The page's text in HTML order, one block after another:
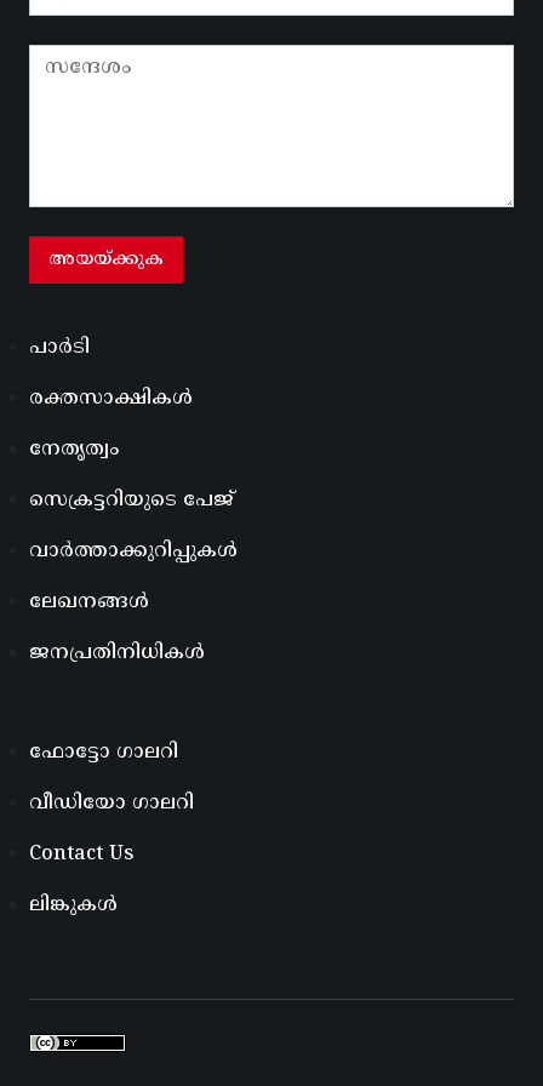
പാർടി
രക്തസാക്ഷികൾ
നേതൃത്വം
സെക്രട്ടറിയുടെ പേജ്
വാർത്താക്കുറിപ്പുകൾ
ലേഖനങ്ങൾ
ജനപ്രതിനിധികൾ
ഫോട്ടോ ഗാലറി
വീഡിയോ ഗാലറി
Contact Us
ലിങ്കുകൾ